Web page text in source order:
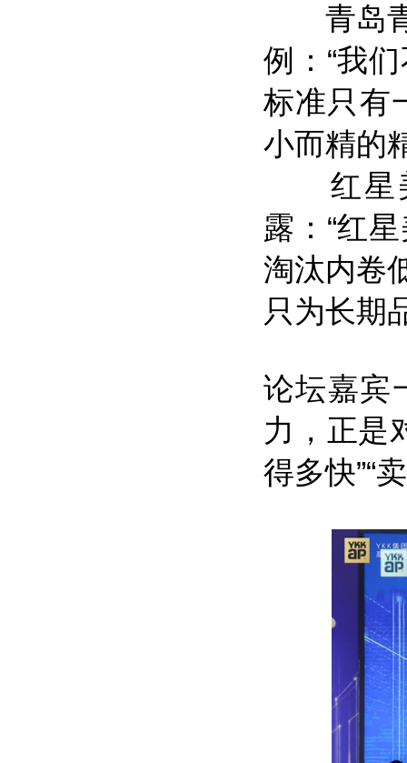
青岛青
例：“我
标准只有
小而精的
红星美
露：“红
淘汰内卷
只为长期
论坛嘉宾
力，正是
得多快”“